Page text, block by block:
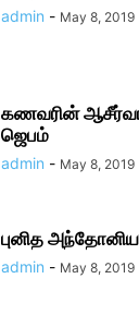
admin - May 8, 2019
கணவரின்
ஜெபம்
admin - May 8, 2019
புனித
admin - May 8, 2019